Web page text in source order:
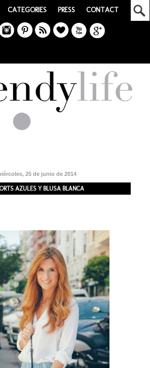
CATEGORIES PRESS CONTACT
25 de junio de 2014
AZULES Y BLUSA BLANCA